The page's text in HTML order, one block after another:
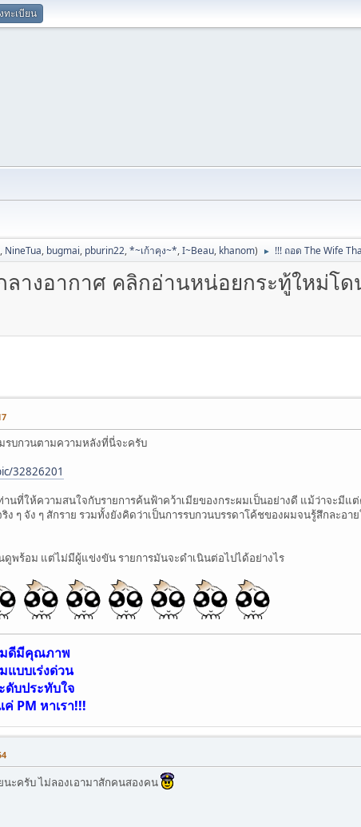
ทะเบียน
, NineTua, bugmai, pburin22,*~เก้าคุง~*,I~Beau, khanom) ► !!! ถอด The Wife
ลางอากาศ คลิกอ่านหน่อยกระทู้ใหม่โด
บกวนตามความหลังที่นี่จะครับ
32826201
ที่ให้ความสนใจกับรายการค้นฟ้าคว้าเมียของกระผมเป็นอย่างดี แม้ว่าจะมี
ง ๆ จัง ๆ สักราย รวมทั้งยังคิดว่าเป็นการรบกวนบรรดาโค้ชของผมจนรู้สึกละอ
ดูพร้อม แต่ไม่มีผู้แข่งขัน รายการมันจะดำเนินต่อไปได้อย่างไร
มดีมีคุณภาพ
แบบเร่งด่วน
ดับประทับใจ
PM หาเรา!!!
นะครับ ไม่ลองเอามาสักคนสองคน